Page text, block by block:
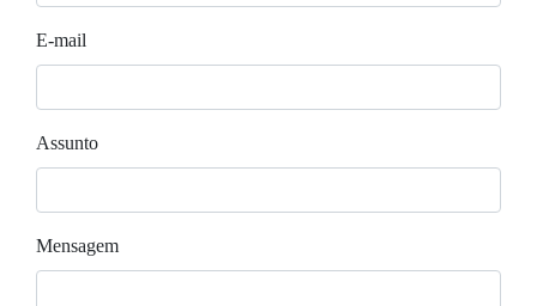
E-mail
Assunto
Mensagem